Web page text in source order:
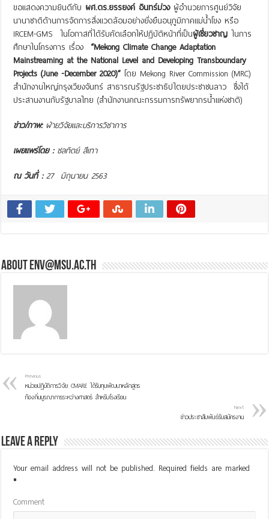
ขอแสดงความยินดีกับ ผศ.ดร.ยรรยงค์ อินทร์ม่วงผู้อำนวยการศูนย์วิจัย
นานาชาติด้านการจัดการสิ่งแวดล้อมอย่างยั่งยืนอนุภูมิภาคแม่น้ำโขง หรือ
IRCEM-GMS ในโอกาสที่ได้รับคัดเลือกให้ปฏิบัติหน้าที่เป็นผู้เชี่ยวชาญ ในการ
ศึกษาในโครงการ เรื่อง “Mekong Climate Change Adaptation
Mainstreaming at the National Level and Developing Transboundary
Projects (June -December 2020)” โดย Mekong River Commission (MRC)
สำนักงานใหญ่กรุงเวียงจันทร์ สาธารณรัฐประชาธิปไตยประชาชนลาว ซึ่งได้
ประสานงานกับรัฐบาลไทย (สำนักงานคณะกรรมการทรัพยากรน้ำแห่งชาติ)
ข่าว/ภาพ:ฝ่ายวิจัยและบริการวิชาการ
เผยแพร่โดย :ชลทิตย์ สีเทา
ณ วันที่ :27 มิถุนายน 2563
About env@msu.ac.th
Previous
หน่วยปฏิบัติการวิจัย CMARE ได้รับทุนพัฒนาหลักสูตร
ท้องถิ่นบูรณาการระหว่างศาสตร์ สำหรับโรงเรียน
Next
ข่าวประชาสัมพันธ์รับสมัครงาน
Leave a Reply
Your email address will not be published. Required fields are marked
*
Comment